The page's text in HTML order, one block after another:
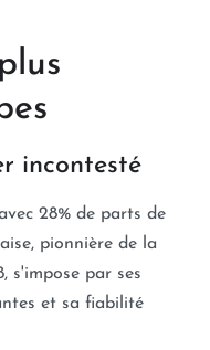
incontesté
28% de parts de
pionnière de la
s'impose par ses
et sa fiabilité